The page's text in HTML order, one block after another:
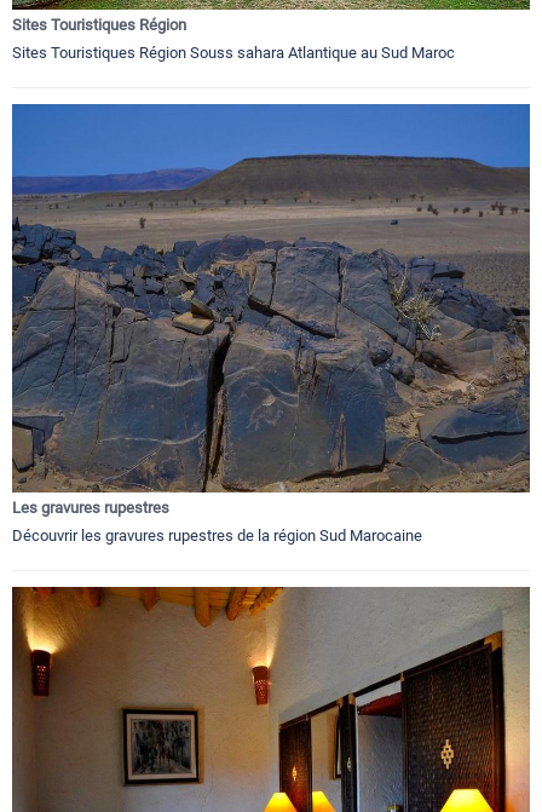
Sites Touristiques Région
Sites Touristiques Région Souss sahara Atlantique au Sud Maroc
Les gravures rupestres
Découvrir les gravures rupestres de la région Sud Marocaine